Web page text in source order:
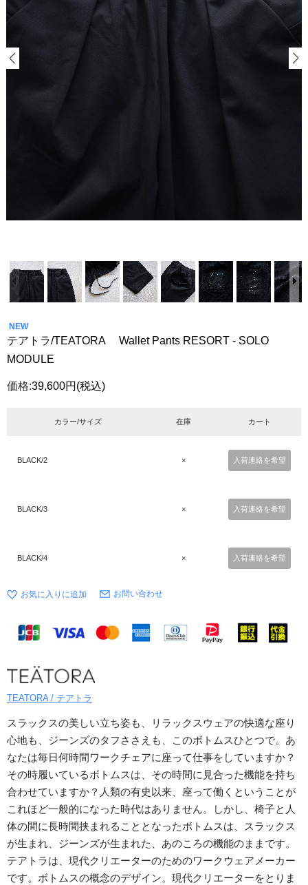
NEW
テアトラ/TEATORA Wallet Pants RESORT - SOLO
MODULE
価格:39,600円 (税込)
カラー/サイズ 在庫 カート
BLACK/2 × 入荷連絡を希望
BLACK/3 × 入荷連絡を希望
BLACK/4 × 入荷連絡を希望
お問い合わせ
TEATORA / テアトラ
スラックスの美しい立ち姿も、リラックスウェアの快適な座り
心地も、ジーンズのタフささえも、このボトムスひとつで。あ
なたは毎日何時間ワークチェアに座って仕事をしていますか？
その時履いているボトムスは、その時間に見合った機能を持ち
合わせていますか？人類の有史以来、座って働くということが
これほど一般的になった時代はありません。しかし、椅子と人
体の間に長時間挟まれることとなったボトムスは、スラックス
が生まれ、ジーンズが生まれた、あのころの機能のままです。
テアトラは、現代クリエーターのためのワークウェアメーカー
です。ボトムスの概念のデザイン。現代クリエーターをとりま